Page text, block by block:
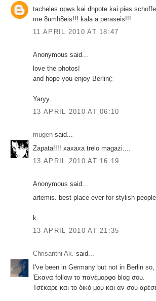
tacheles opws kai dhpote kai pies
me 8umh8eis!!! kala a peraseis!!!
11 APRIL 2010 AT 18:47
Anonymous said...
love the photos!
and hope you enjoy Berlin(:
Yaryy.
13 APRIL 2010 AT 06:10
mugen said...
Zapata!!!! xaxaxa trelo magazi....
13 APRIL 2010 AT 16:19
Anonymous said...
artemis. best place ever for stylish
k.
13 APRIL 2010 AT 21:35
Chrisanthi Ak. said...
I've been in Germany but not in Berlin
Έκανα follow το πανέμορφο blog σου.
Τσέκαρε και το δικό μου και αν σου